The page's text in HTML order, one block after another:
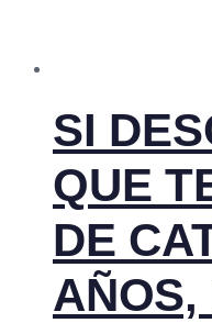
SI
QUE
DE
AÑOS,